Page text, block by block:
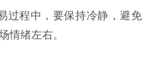
过程中，要保持冷静，避免
情绪左右。